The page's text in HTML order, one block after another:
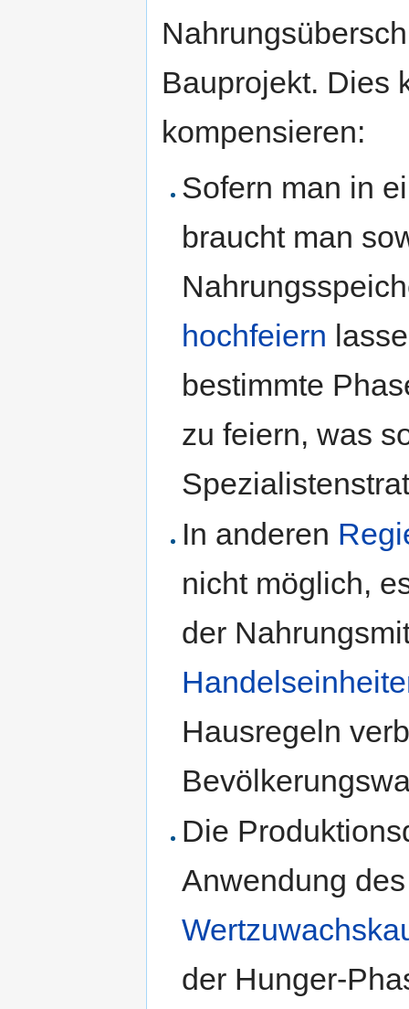
Bauprojekt. Dies
kompensieren:
Sofern man in
braucht man
hochfeiern
bestimmte
zu feiern, was
In anderen
nicht möglich,
der
Hausregeln
Die
Anwendung
der Hunger-